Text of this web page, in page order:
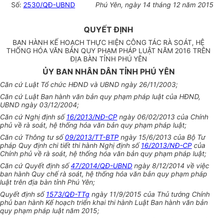
Số: 2530/QĐ-UBND Phú Yên, ngày 14 tháng 12 năm 2015
QUYẾT ĐỊNH
BAN HÀNH KẾ HOẠCH THỰC HIỆN CÔNG TÁC RÀ SOÁT, HỆ
THỐNG HÓA VĂN BẢN QUY PHẠM PHÁP LUẬT NĂM 2016 TRÊN
ĐỊA BÀN TỈNH PHÚ YÊN
ỦY BAN NHÂN DÂN TỈNH PHÚ YÊN
Căn cứ Luật Tổ chức HĐND và UBND ngày 26/11/2003;
Căn cứ Luật Ban hành văn bản quy phạm pháp luật của HĐND,
UBND ngày 03/12/2004;
Căn cứ Nghị định số16/2013/NĐ-CP ngày 06/02/2013 của Chính
phủ về rà soát, hệ thống hóa văn bản quy phạm pháp luật;
Căn cứ Thông tư số09/2013/TT-BTP ngày 15/6/2013 của Bộ Tư
pháp Quy định chi tiết thi hành Nghị định số16/2013/NĐ-CP của
Chính phủ về rà soát, hệ thống hóa văn bản quy phạm pháp luật;
Căn cứ Quyết định số47/2014/QĐ-UBND ngày 8/12/2014 về việc
ban hành Quy chế rà soát, hệ thống hóa văn bản quy phạm pháp
luật trên địa bàn tỉnh Phú Yên;
Quyết định số1573/QĐ-TTg ngày 11/9/2015 của Thủ tướng Chính
phủ ban hành Kế hoạch triển khai thi hành Luật Ban hành văn bản
quy phạm pháp luật năm 2015;